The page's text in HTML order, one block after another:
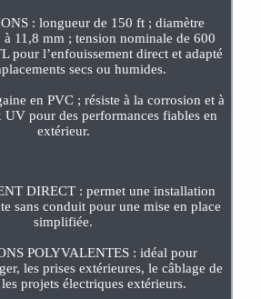
: longueur de 150 ft ; diamètre
11,8 mm ; tension nominale de 600
pour l’enfouissement direct et adapté
secs ou humides.
en PVC ; résiste à la corrosion et à
UV pour des performances fiables en
extérieur.
DIRECT : permet une installation
sans conduit pour une mise en place
simplifiée.
POLYVALENTES : idéal pour
les prises extérieures, le câblage de
projets électriques extérieurs.